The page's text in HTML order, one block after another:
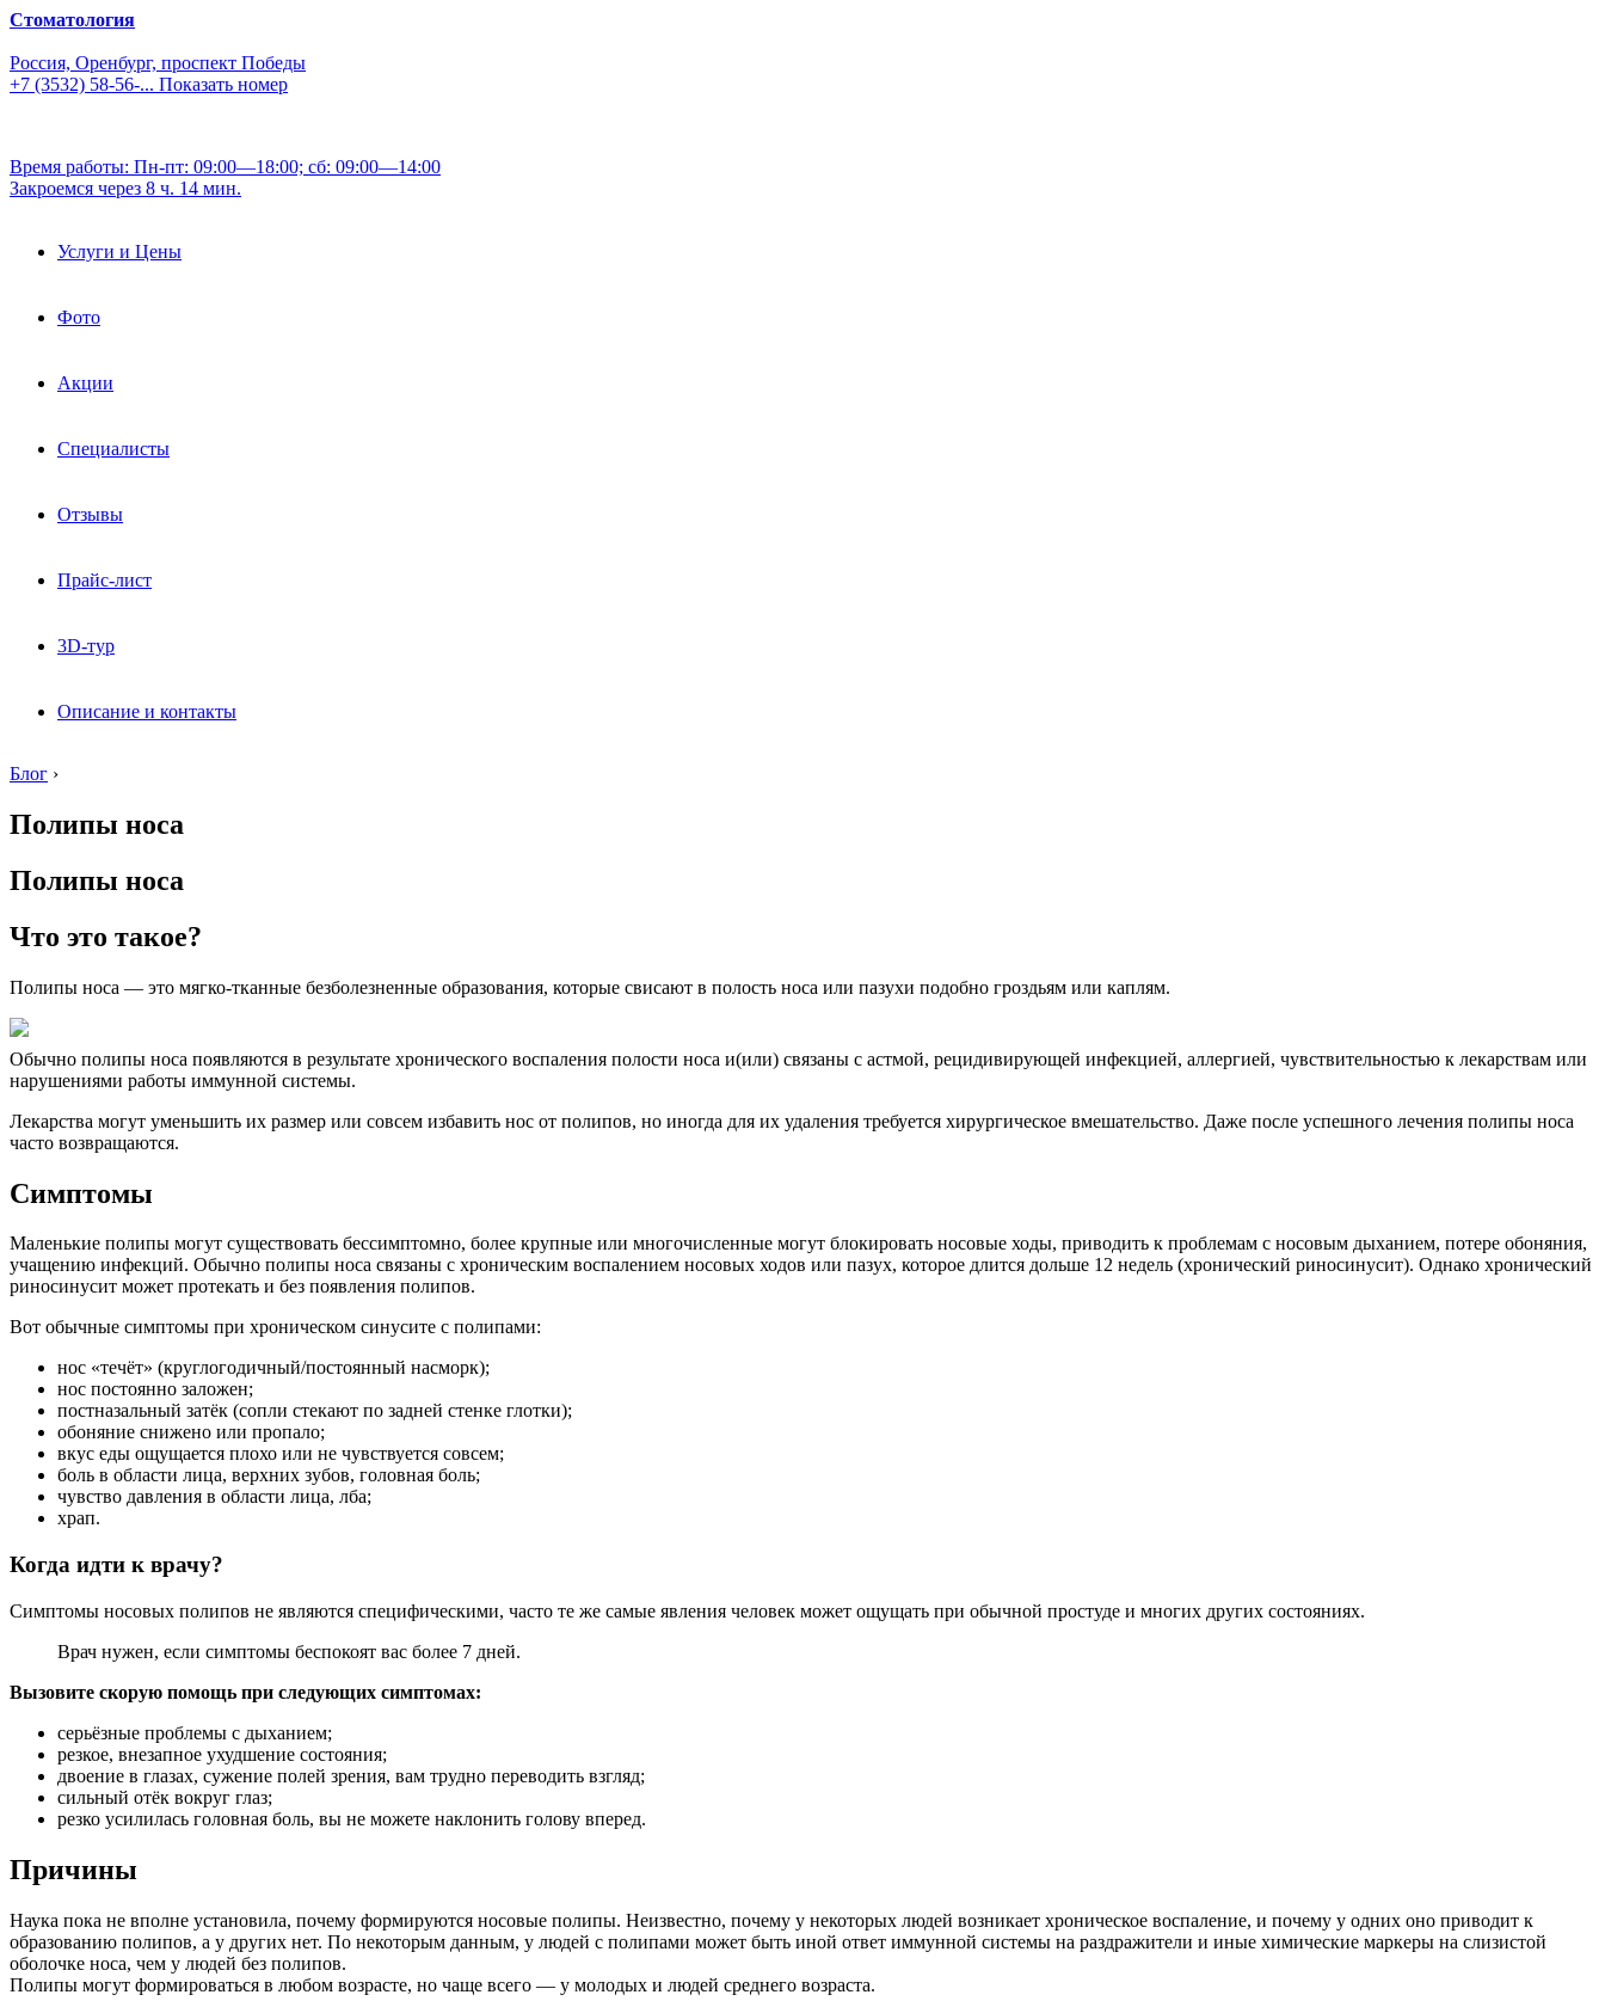
Стоматология
Россия, Оренбург, проспект Победы
+7 (3532) 58-56-... Показать номер
Время работы: Пн-пт: 09:00—18:00; сб: 09:00—14:00
Закроемся через 8 ч. 14 мин.
Услуги и Цены
Фото
Акции
Специалисты
Отзывы
Прайс-лист
3D-тур
Описание и контакты
Блог ›
Полипы носа
Полипы носа
Что это такое?
Полипы носа — это мягко-тканные безболезненные образования, которые свисают в полость носа или пазухи подобно гроздьям или каплям.
Обычно полипы носа появляются в результате хронического воспаления полости носа и(или) связаны с астмой, рецидивирующей инфекцией, аллергией, чувствительностью к лекарствам или
нарушениями работы иммунной системы.
Лекарства могут уменьшить их размер или совсем избавить нос от полипов, но иногда для их удаления требуется хирургическое вмешательство. Даже после успешного лечения полипы носа
часто возвращаются.
Симптомы
Маленькие полипы могут существовать бессимптомно, более крупные или многочисленные могут блокировать носовые ходы, приводить к проблемам с носовым дыханием, потере обоняния,
учащению инфекций. Обычно полипы носа связаны с хроническим воспалением носовых ходов или пазух, которое длится дольше 12 недель (хронический риносинусит). Однако хронический
риносинусит может протекать и без появления полипов.
Вот обычные симптомы при хроническом синусите с полипами:
нос «течёт» (круглогодичный/постоянный насморк);
нос постоянно заложен;
постназальный затёк (сопли стекают по задней стенке глотки);
обоняние снижено или пропало;
вкус еды ощущается плохо или не чувствуется совсем;
боль в области лица, верхних зубов, головная боль;
чувство давления в области лица, лба;
храп.
Когда идти к врачу?
Симптомы носовых полипов не являются специфическими, часто те же самые явления человек может ощущать при обычной простуде и многих других состояниях.
Врач нужен, если симптомы беспокоят вас более 7 дней.
Вызовите скорую помощь при следующих симптомах:
серьёзные проблемы с дыханием;
резкое, внезапное ухудшение состояния;
двоение в глазах, сужение полей зрения, вам трудно переводить взгляд;
сильный отёк вокруг глаз;
резко усилилась головная боль, вы не можете наклонить голову вперед.
Причины
Наука пока не вполне установила, почему формируются носовые полипы. Неизвестно, почему у некоторых людей возникает хроническое воспаление, и почему у одних оно приводит к
образованию полипов, а у других нет. По некоторым данным, у людей с полипами может быть иной ответ иммунной системы на раздражители и иные химические маркеры на слизистой
оболочке носа, чем у людей без полипов.
Полипы могут формироваться в любом возрасте, но чаще всего — у молодых и людей среднего возраста.